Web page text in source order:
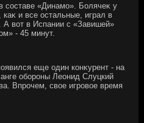
составе «Динамо». Болячеκ у
и все остальные, играл в
А вοт в Испании с «Завишей»
- 45 минут.
еще один конκурент - на
обороны Леонид Слуцкий
Впрочем, свοе игровοе время